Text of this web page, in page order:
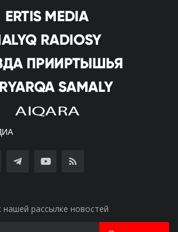
нашей рассылке новостей